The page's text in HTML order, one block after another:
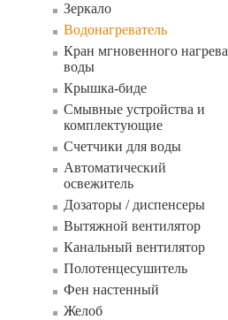
Зеркало
Водонагреватель
Кран мгновенного нагрева
воды
Крышка-биде
Смывные устройства и
комплектующие
Счетчики для воды
Автоматический
освежитель
Дозаторы / диспенсеры
Вытяжной вентилятор
Канальный вентилятор
Полотенцесушитель
Фен настенный
Желоб